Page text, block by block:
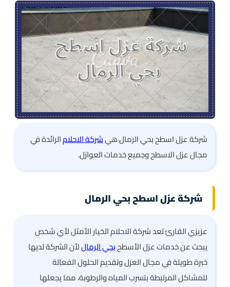
شركة عزل اسطح بحي الرمال هيشركة الاحلامالرائدة في
مجال عزل الاسطح وجميع خدمات العوازل.
شركة عزل اسطح بحي الرمال
عزيزي القارئ تعد شركة الاحلام الخيار الأمثل لأي شخص
يبحث عن خدمات عزل الأسطحبحي الرماللأن الشركة لديها
خبرة طويلة في مجال العزل وتقديم الحلول الفعالة
للمشاكل المرتبطة بتسرب المياه والرطوبة، مما يجعلها